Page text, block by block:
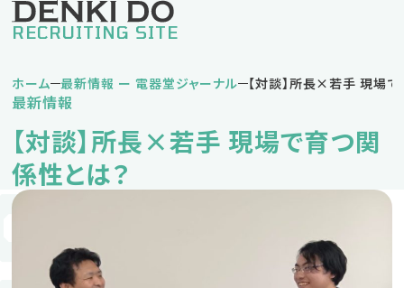
RECRUITING SITE
私の電器堂ライフ
堅実タイプDさん
挑戦タイプNさん
バランスタイプKさん
営業職
ホーム 最新情報 ー 電器堂ジャーナル 【対談】所長×若手 現場
最新情報
【対談】所長×若手 現場で育つ関
係性とは？